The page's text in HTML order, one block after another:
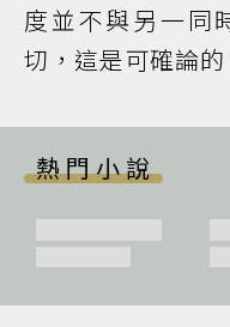
度並不與另一同
切，這是可確論的
熱門小說